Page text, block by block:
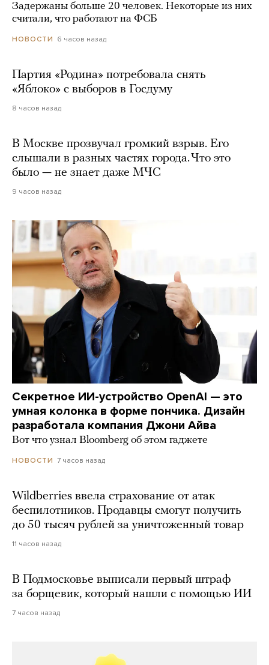
Задержаны больше 20 человек. Некоторые из них
считали, что работают на ФСБ
НОВОСТИ 6 часов назад
Партия «Родина» потребовала снять
«Яблоко» с выборов в Госдуму
8 часов назад
В Москве прозвучал громкий взрыв. Его
слышали в разных частях города. Что это
было — не знает даже МЧС
9 часов назад
Секретное ИИ-устройство OpenAI — это
умная колонка в форме пончика. Дизайн
разработала компания Джони Айва
Вот что узнал Bloomberg об этом гаджете
НОВОСТИ 7 часов назад
Wildberries ввела страхование от атак
беспилотников. Продавцы смогут получить
до 50 тысяч рублей за уничтоженный товар
11 часов назад
В Подмосковье выписали первый штраф
за борщевик, который нашли с помощью ИИ
7 часов назад